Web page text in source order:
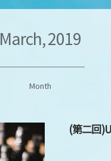
March, 2019
Month
(第二回